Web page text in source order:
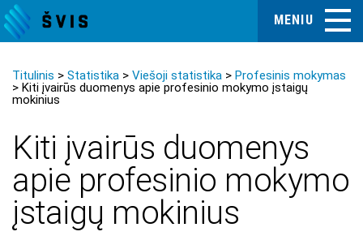
MENIU
Titulinis Statistika Viešoji statistika
Profesinis mokymas
Kiti įvairūs duomenys apie profesinio mokymo įstaigų
mokinius
Kiti įvairūs duomenys
apie profesinio mokymo
įstaigų mokinius